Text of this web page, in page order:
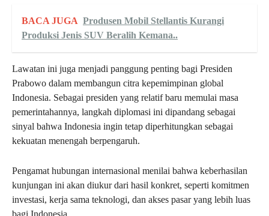
BACA JUGA Produsen Mobil Stellantis Kurangi
Produksi Jenis SUV Beralih Kemana..
Lawatan ini juga menjadi panggung penting bagi Presiden
Prabowo dalam membangun citra kepemimpinan global
Indonesia. Sebagai presiden yang relatif baru memulai masa
pemerintahannya, langkah diplomasi ini dipandang sebagai
sinyal bahwa Indonesia ingin tetap diperhitungkan sebagai
kekuatan menengah berpengaruh.
Pengamat hubungan internasional menilai bahwa keberhasilan
kunjungan ini akan diukur dari hasil konkret, seperti komitmen
investasi, kerja sama teknologi, dan akses pasar yang lebih luas
bagi Indonesia.